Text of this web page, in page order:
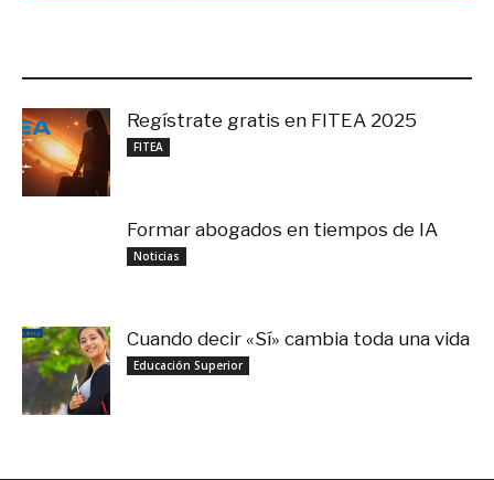
Regístrate gratis en FITEA 2025
FITEA
Formar abogados en tiempos de IA
Noticias
Cuando decir «Sí» cambia toda una vida
Educación Superior